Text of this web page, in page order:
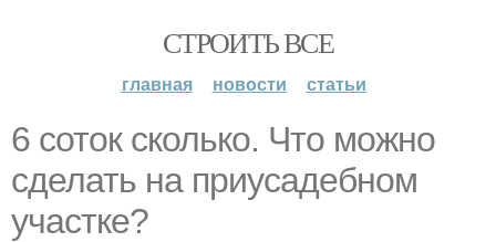
СТРОИТЬ ВСЕ
главная новости статьи
6 соток сколько. Что можно
сделать на приусадебном
участке?